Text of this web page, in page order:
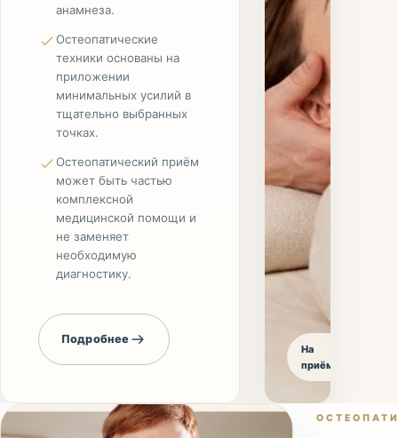
На
приёме
анамнеза.
Остеопатические
техники основаны на
приложении
минимальных усилий в
тщательно выбранных
точках.
Остеопатический приём
может быть частью
комплексной
медицинской помощи и
не заменяет
необходимую
диагностику.
Подробнее